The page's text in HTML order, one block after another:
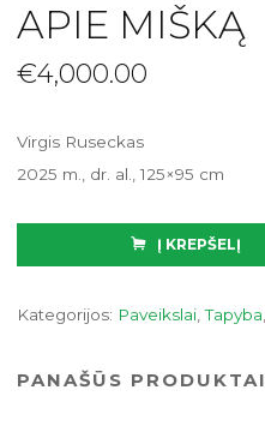
APIE MIŠKĄ
€4,000.00
Virgis Ruseckas
2025 m., dr. al., 125×95 cm
Į KREPŠELĮ
Kategorijos: Paveikslai,Tapyba
PANAŠŪS PRODUKTAI